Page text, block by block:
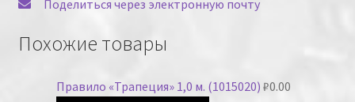
Поделиться через электронную почту
Похожие товары
Правило «Трапеция» 1,0 м. (1015020) ₽0.00